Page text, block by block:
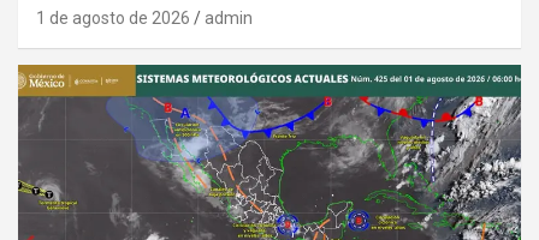
1 de agosto de 2026 admin